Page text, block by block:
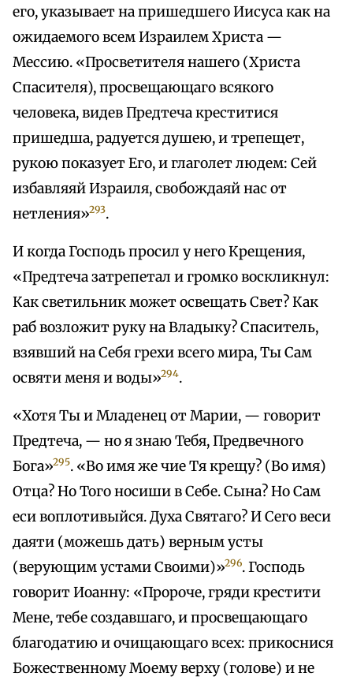
его, указывает на пришедшего Иисуса как на
ожидаемого всем Израилем Христа —
Мессию. «Просветителя нашего (Христа
Спасителя), просвещающаго всякого
человека, видев Предтеча креститися
пришедша, радуется душею, и трепещет,
рукою показует Его, и глаголет людем: Сей
избавляяй Израиля, свобождаяй нас от
нетления»293.
И когда Господь просил у него Крещения,
«Предтеча затрепетал и громко воскликнул:
Как светильник может освещать Свет? Как
раб возложит руку на Владыку? Спаситель,
взявший на Себя грехи всего мира, Ты Сам
освяти меня и воды»294.
«Хотя Ты и Младенец от Марии, — говорит
Предтеча, — но я знаю Тебя, Предвечного
Бога»295. «Во имя же чие Тя крещу? (Во имя)
Отца? Но Того носиши в Себе. Сына? Но Сам
еси воплотивыйся. Духа Святаго? И Сего веси
даяти (можешь дать) верным усты
(верующим устами Своими)»296. Господь
говорит Иоанну: «Пророче, гряди крестити
Мене, тебе создавшаго, и просвещающаго
благодатию и очищающаго всех: прикоснися
Божественному Моему верху (голове) и не